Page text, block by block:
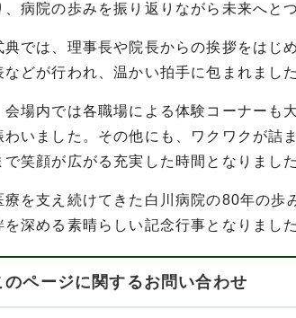
、病院の歩みを振り返りながら未来へと
では、理事長や院長からの挨拶をはじ
などが行われ、温かい拍手に包まれました
場内では各職場による体験コーナーも
わいました。その他にも、ワクワクが詰
で笑顔が広がる充実した時間となりました
を支え続けてきた白川病院の80年の歩
を深める素晴らしい記念行事となりました
のページに関するお問い合わせ